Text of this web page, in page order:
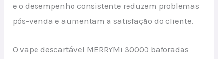
e o desempenho consistente reduzem problemas
pós-venda e aumentam a satisfação do cliente.
O vape descartável MERRYMi 30000 baforadas